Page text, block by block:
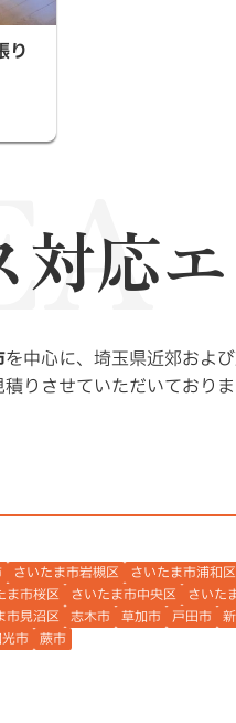
り
対応
を中心に、埼玉県近郊およ
りさせていただいておりま
さいたま市岩槻区
さいたま市浦和区
ま市桜区 さいたま市中央区
さいた
市見沼区 志木市 草加市 戸田市
市 蕨市